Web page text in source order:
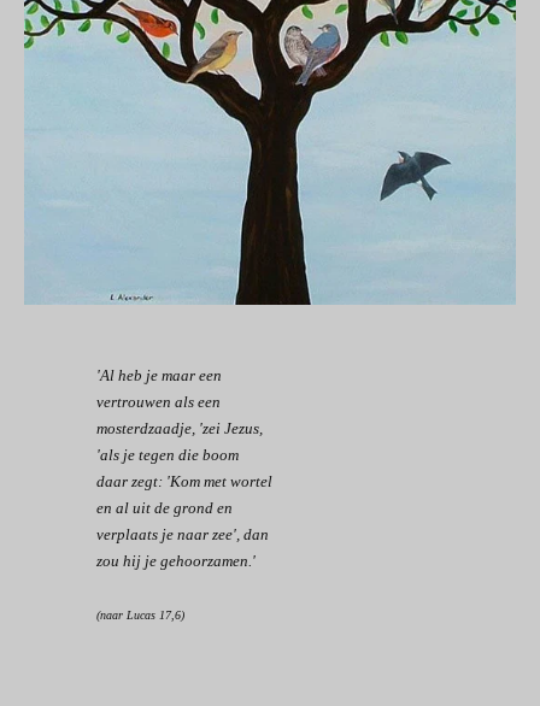
'Al heb je maar een
vertrouwen als een
mosterdzaadje, 'zei Jezus,
'als je tegen die boom
daar zegt: 'Kom met wortel
en al uit de grond en
verplaats je naar zee', dan
zou hij je gehoorzamen.'
(naar Lucas 17,6)